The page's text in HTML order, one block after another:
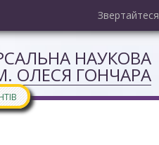
Звертайтеся
НАУКОВА
ОЛЕСЯ ГОНЧАРА